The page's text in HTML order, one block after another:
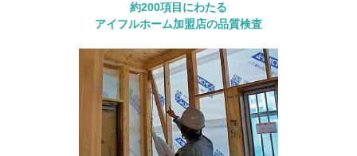
約200項目にわたる
アイフルホーム加盟店の品質検査